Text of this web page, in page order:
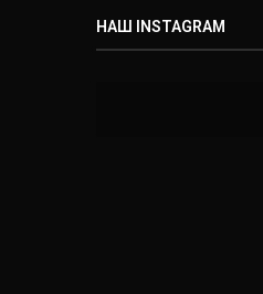
НАШ INSTAGRAM